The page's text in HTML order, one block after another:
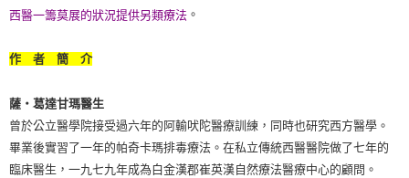
西醫一籌莫展的狀況提供另類療法 。
作 者 簡 介
薩‧葛達甘瑪醫生
曾於公立醫學院接受過六年的阿輸吠陀醫療訓練，同時也研究西方醫學。
畢業後實習了一年的帕奇卡瑪排毒療法。在私立傳統西醫醫院做了七年的
臨床醫生，一九七九年成為白金漢郡崔英漢自然療法醫療中心的顧問。